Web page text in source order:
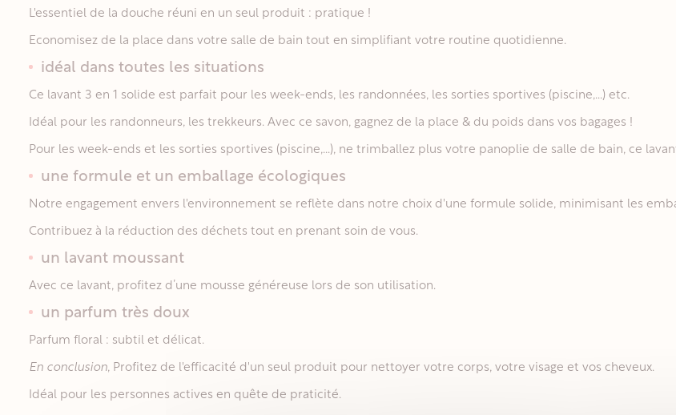
L'essentiel de la douche réuni en un seul produit : pratique !
Economisez de la place dans votre salle de bain tout en simplifiant votre routine quotidienne.
idéal dans toutes les situations
Ce lavant 3 en 1 solide est parfait pour les week-ends, les randonnées, les sorties sportives (piscine,...) etc.
Idéal pour les randonneurs, les trekkeurs. Avec ce savon, gagnez de la place & du poids dans vos bagages !
Pour les week-ends et les sorties sportives (piscine,...), ne trimballez plus votre panoplie de salle de bain, ce
une formule et un emballage écologiques
Notre engagement envers l'environnement se reflète dans notre choix d'une formule solide, minimisant les
Contribuez à la réduction des déchets tout en prenant soin de vous.
un lavant moussant
Avec ce lavant, profitez d’une mousse généreuse lors de son utilisation.
un parfum très doux
Parfum floral : subtil et délicat.
En conclusion, Profitez de l'efficacité d'un seul produit pour nettoyer votre corps, votre visage et vos cheveux.
Idéal pour les personnes actives en quête de praticité.